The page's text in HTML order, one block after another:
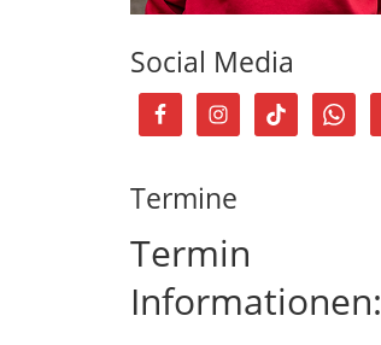
Social Media
Termine
Termin
Informationen: